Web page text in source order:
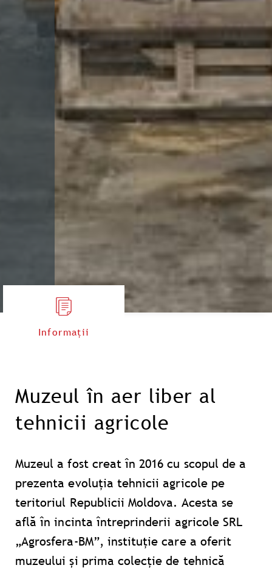
Informații
Muzeul în aer liber al
tehnicii agricole
Muzeul a fost creat în 2016 cu scopul de a
prezenta evoluția tehnicii agricole pe
teritoriul Republicii Moldova. Acesta se
află în incinta întreprinderii agricole SRL
„Agrosfera-BM”, instituție care a oferit
muzeului și prima colecție de tehnică